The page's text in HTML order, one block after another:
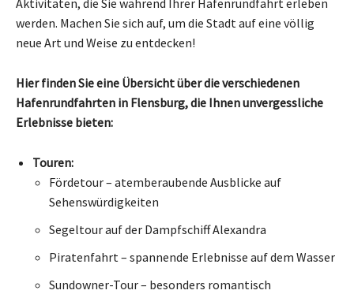
Aktivitäten, die Sie während Ihrer Hafenrundfahrt erleben
werden. Machen Sie sich auf, um die Stadt auf eine völlig
neue Art und Weise zu entdecken!
Hier finden Sie eine Übersicht über die verschiedenen
Hafenrundfahrten in Flensburg, die Ihnen unvergessliche
Erlebnisse bieten:
Touren:
Fördetour – atemberaubende Ausblicke auf
Sehenswürdigkeiten
Segeltour auf der Dampfschiff Alexandra
Piratenfahrt – spannende Erlebnisse auf dem Wasser
Sundowner-Tour – besonders romantisch